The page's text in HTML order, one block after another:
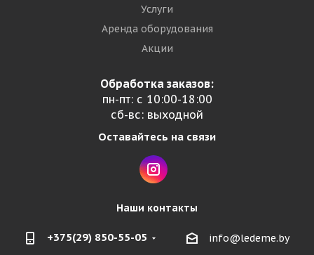
Услуги
Аренда оборудования
Акции
Обработка заказов:
пн-пт: с 10:00-18:00
сб-вс: выходной
Оставайтесь на связи
Наши контакты
+375(29) 850-55-05 info@ledeme.by